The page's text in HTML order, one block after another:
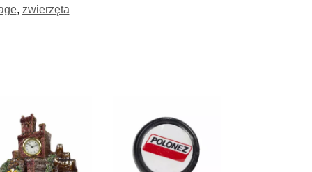
, zwierzęta